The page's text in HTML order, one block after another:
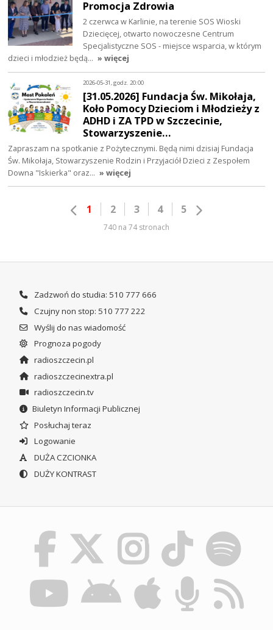
Promocja Zdrowia
2 czerwca w Karlinie, na terenie SOS Wioski
Dziecięcej, otwarto nowoczesne Centrum
Specjalistyczne SOS - miejsce wsparcia, w którym
dzieci i młodzież będą… » więcej
2026-05-31, godz. 20:00
[31.05.2026] Fundacja Św. Mikołaja,
Koło Pomocy Dzieciom i Młodzieży z
ADHD i ZA TPD w Szczecinie,
Stowarzyszenie…
Zapraszam na spotkanie z Pożytecznymi. Będą nimi dzisiaj Fundacja
Św. Mikołaja, Stowarzyszenie Rodzin i Przyjaciół Dzieci z Zespołem
Downa "Iskierka" oraz… » więcej
1 2 3 4 5
740 na 74 stronach
Zadzwoń do studia: 510 777 666
Czujny non stop: 510 777 222
Wyślij do nas wiadomość
Prognoza pogody
radioszczecin.pl
radioszczecinextra.pl
radioszczecin.tv
Biuletyn Informacji Publicznej
Posłuchaj teraz
Logowanie
DUŻA CZCIONKA
DUŻY KONTRAST